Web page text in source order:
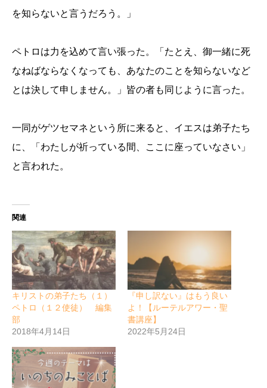
を知らないと言うだろう。」
ペトロは力を込めて言い張った。「たとえ、御一緒に死
なねばならなくなっても、あなたのことを知らないなど
とは決して申しません。」皆の者も同じように言った。
一同がゲツセマネという所に来ると、イエスは弟子たち
に、「わたしが祈っている間、ここに座っていなさい」
と言われた。
関連
キリストの弟子たち（１）
ペトロ（１２使徒） 編集
部
2018年4月14日
『申し訳ない』はもう良い
よ！【ルーテルアワー・聖
書講座】
2022年5月24日